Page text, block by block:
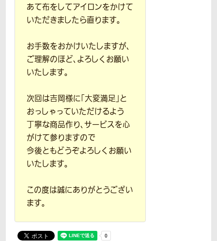
あて布をしてアイロンをかけて
いただきましたら直ります。
お手数をおかけいたしますが、
ご理解のほど、よろしくお願い
いたします。
次回は吉岡様に「大変満足」と
おっしゃっていただけるよう
丁寧な商品作り、サービスを心
がけて参りますので
今後ともどうぞよろしくお願い
いたします。
この度は誠にありがとうござい
ます。